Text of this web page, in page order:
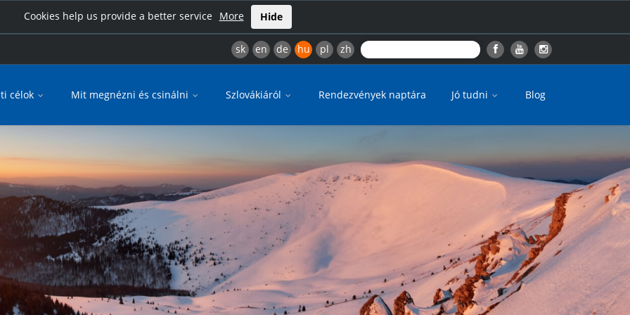
Cookies help us provide a better service More Hide
sk en de hu pl zh
célok Mit megnézni és csinálni Szlovákiáról Rendezvények naptára Jó tudni Blog